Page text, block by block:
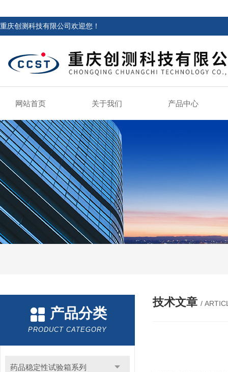
重庆创测科技有限公司欢迎您！
网站首页 关于我们 产品中心
产品分类
PRODUCT CATEGORY
药品稳定性试验箱系列
技术文章 /